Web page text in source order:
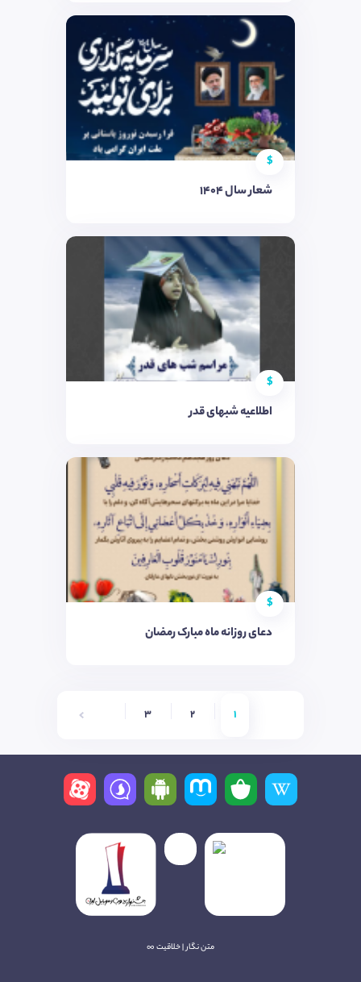
$
شعار سال 1404
$
اطلاعیه شبهای قدر
$
دعای روزانه ماه مبارک رمضان
1
2
3
متن نگار | خلاقیت ∞